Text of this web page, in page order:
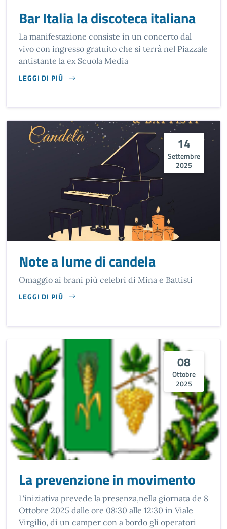
Bar Italia la discoteca italiana
La manifestazione consiste in un concerto dal
vivo con ingresso gratuito che si terrà nel Piazzale
antistante la ex Scuola Media
LEGGI DI PIÙ
SU BAR ITALIA LA DISCOTECA ITALIANA
14
Settembre
2025
Note a lume di candela
Omaggio ai brani più celebri di Mina e Battisti
LEGGI DI PIÙ
SU NOTE A LUME DI CANDELA
08
Ottobre
2025
La prevenzione in movimento
L'iniziativa prevede la presenza,nella giornata de 8
Ottobre 2025 dalle ore 08:30 alle 12:30 in Viale
Virgilio, di un camper con a bordo gli operatori